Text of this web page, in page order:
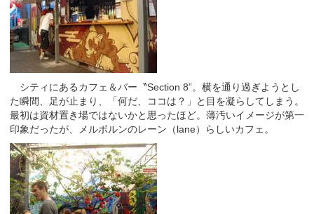
シティにあるカフェ＆バー〝Section 8”。横を通り過ぎようとし
た瞬間、足が止まり、「何だ、ココは？」と目を凝らしてしまう。
最初は資材置き場ではないかと思ったほど。薄汚いイメージが第一
印象だったが、メルボルンのレーン（lane）らしいカフェ。